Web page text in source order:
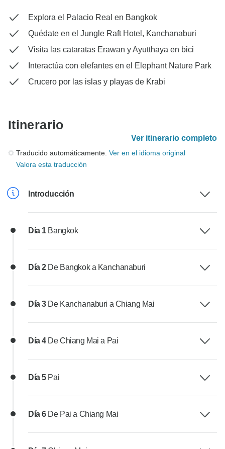
Explora el Palacio Real en Bangkok
Quédate en el Jungle Raft Hotel, Kanchanaburi
Visita las cataratas Erawan y Ayutthaya en bici
Interactúa con elefantes en el Elephant Nature Park
Crucero por las islas y playas de Krabi
Itinerario
Ver itinerario completo
Traducido automáticamente. Ver en el idioma original
Valora esta traducción
Introducción
Día 1 Bangkok
Día 2 De Bangkok a Kanchanaburi
Día 3 De Kanchanaburi a Chiang Mai
Día 4 De Chiang Mai a Pai
Día 5 Pai
Día 6 De Pai a Chiang Mai